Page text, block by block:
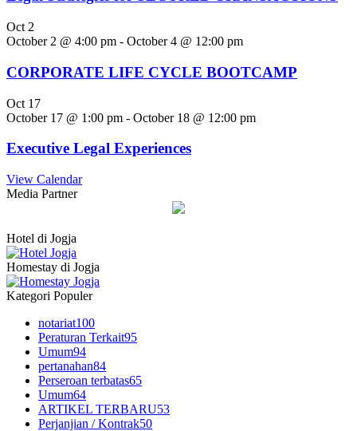
Oct 2
October 2 @ 4:00 pm - October 4 @ 12:00 pm
CORPORATE LIFE CYCLE BOOTCAMP
Oct 17
October 17 @ 1:00 pm - October 18 @ 12:00 pm
Executive Legal Experiences
View Calendar
Media Partner
Hotel di Jogja
Homestay di Jogja
Kategori Populer
notariat100
Peraturan Terkait95
Umum94
pertanahan84
Perseroan terbatas65
Umum64
ARTIKEL TERBARU53
Perjanjian / Kontrak50